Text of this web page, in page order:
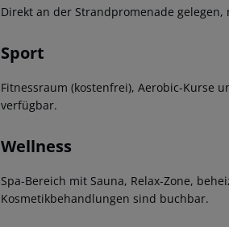
Direkt an der Strandpromenade
Sport
Fitnessraum (kostenfrei), Aerobic-Kurse
verfügbar.
Wellness
Spa-Bereich mit Sauna, Relax-Zone,
Kosmetikbehandlungen sind buchbar.